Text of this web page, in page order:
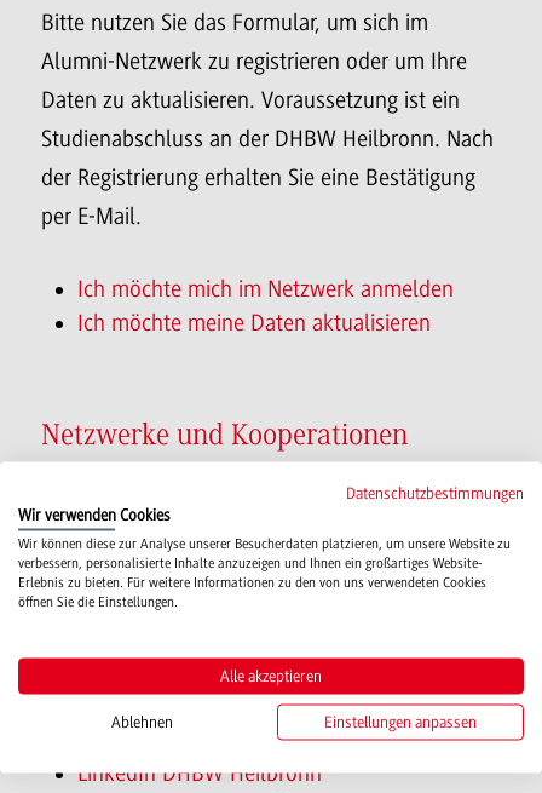
Bitte nutzen Sie das Formular, um sich im
Alumni-Netzwerk zu registrieren oder um Ihre
Daten zu aktualisieren. Voraussetzung ist ein
Studienabschluss an der DHBW Heilbronn. Nach
der Registrierung erhalten Sie eine Bestätigung
per E-Mail.
Ich möchte mich im Netzwerk anmelden
Ich möchte meine Daten aktualisieren
Netzwerke und Kooperationen
Damit Sie ehemalige Studienkolleg*innen
wiederfinden, haben wir in vielen Social-Media-
Kanälen DHBW-Gruppen eingerichtet, um Ihnen
auch um sich über Aktuelles an ihrer ehemaligen
Hochschule auf dem Laufenden zu halten.
LinkedIn DHBW Heilbronn
Datenschutzbestimmungen
Wir verwenden Cookies
Wir können diese zur Analyse unserer Besucherdaten platzieren, um unsere Website zu
verbessern, personalisierte Inhalte anzuzeigen und Ihnen ein großartiges Website-
Erlebnis zu bieten. Für weitere Informationen zu den von uns verwendeten Cookies
öffnen Sie die Einstellungen.
Alle akzeptieren
Ablehnen Einstellungen anpassen